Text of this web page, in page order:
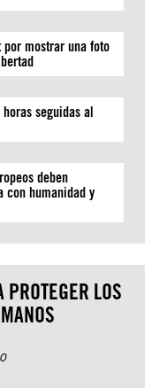
por mostrar una foto
seguidas al
deben
con humanidad y
LOS